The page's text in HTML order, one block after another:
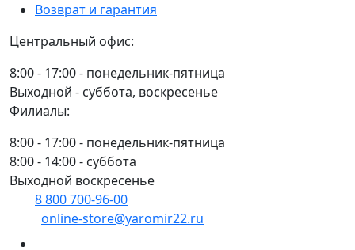
Возврат и гарантия
Центральный офис:
8:00 - 17:00 - понедельник-пятница
Выходной - суббота, воскресенье
Филиалы:
8:00 - 17:00 - понедельник-пятница
8:00 - 14:00 - суббота
Выходной воскресенье
8 800 700-96-00
online-store@yaromir22.ru